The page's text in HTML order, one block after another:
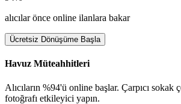
alıcılar önce online ilanlara bakar
Ücretsiz Dönüşüme Başla
Havuz Müteahhitleri
Alıcıların %94'ü online başlar. Çarpıcı
fotoğrafı etkileyici yapın.